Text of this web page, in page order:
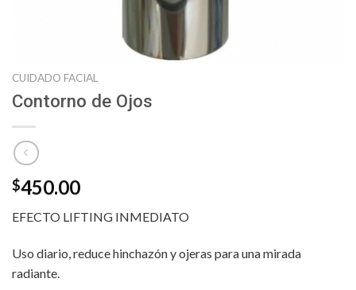
CUIDADO FACIAL
Contorno de Ojos
$450.00
EFECTO LIFTING INMEDIATO
Uso diario, reduce hinchazón y ojeras para una mirada
radiante.